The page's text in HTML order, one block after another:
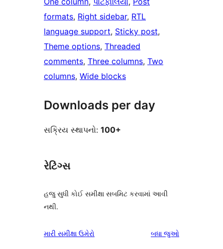
formats, Right sidebar, RTL
language support, Sticky post
Theme options, Threaded
comments, Three columns, Two
columns, Wide blocks
Downloads per day
સક્રિય સ્થાપનો: 100+
રેટિંગ્સ
હજુ સુધી કોઈ સમીક્ષા સબમિટ કરવામાં આવી
નથી.
મારી સમીક્ષા ઉમેરો બધા સમીક્ષાઓ
જુઓ